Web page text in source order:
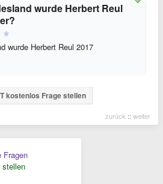
wurde Herbert Reul
wurde Herbert Reul 2017
kostenlos Frage stellen
zurück :: weiter
Fragen
stellen